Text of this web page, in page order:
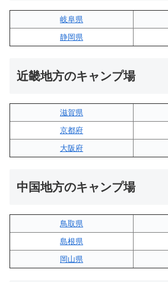
岐阜県
静岡県
近畿地方のキャンプ場
滋賀県
京都府
大阪府
中国地方のキャンプ場
鳥取県
島根県
岡山県